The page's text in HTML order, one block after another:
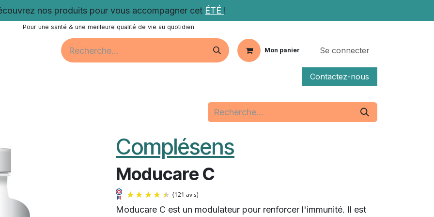
nos produits pour vous accompagner cet ÉTÉ !
Pour une santé & une meilleure qualité de vie au quotidien
Mon panier Se connecter
Contactez-nous
Complésens
Moducare C
Moducare C est un modulateur pour renforcer l'immunité. Il est